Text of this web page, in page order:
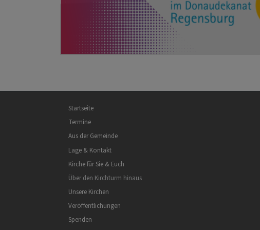
Hauptnavigation
Startseite
Termine
Aus der Gemeinde
Lage & Kontakt
Kirche für Sie & Euch
Über den Kirchturm hinaus
Unsere Kirchen
Veröffentlichungen
Spenden